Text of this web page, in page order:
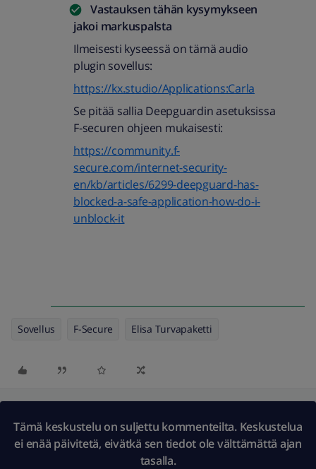
Vastauksen tähän kysymykseen
jakoi markuspalsta
Ilmeisesti kyseessä on tämä audio
plugin sovellus:
https://kx.studio/Applications:Carla
Se pitää sallia Deepguardin asetuksissa
F-securen ohjeen mukaisesti:
https://community.f-
secure.com/internet-security-
en/kb/articles/6299-deepguard-has-
blocked-a-safe-application-how-do-i-
unblock-it
Sovellus F-Secure Elisa Turvapaketti
Tämä keskustelu on suljettu kommenteilta. Keskustelua
ei enää päivitetä, eivätkä sen tiedot ole välttämättä ajan
tasalla.